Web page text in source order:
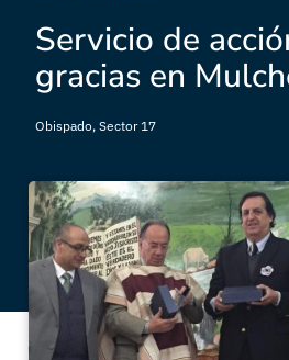
Servicio de
gracias en
Obispado, Sector 17